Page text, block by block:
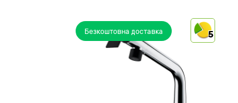
5
Безкоштовна доставка